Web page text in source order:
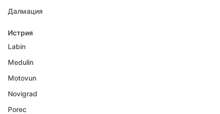
Далмация
Истрия
Labin
Medulin
Motovun
Novigrad
Porec